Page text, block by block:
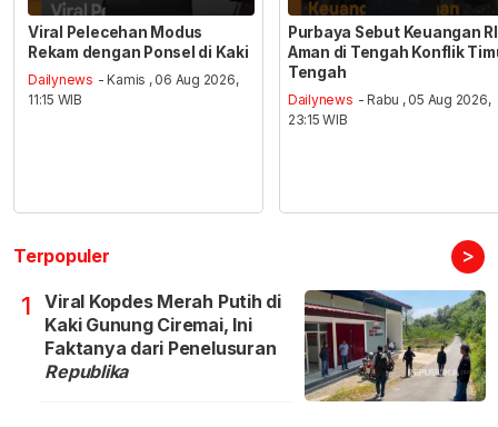
Viral Pelecehan Modus
Rekam dengan Ponsel di Kaki
Dailynews - Kamis , 06 Aug 2026,
11:15 WIB
Purbaya Sebut Keuangan RI
Aman di Tengah Konflik
Tengah
Dailynews - Rabu , 05 Aug 2026,
23:15 WIB
Terpopuler >
1
Viral Kopdes Merah Putih di
Kaki Gunung Ciremai, Ini
Faktanya dari Penelusuran
Republika